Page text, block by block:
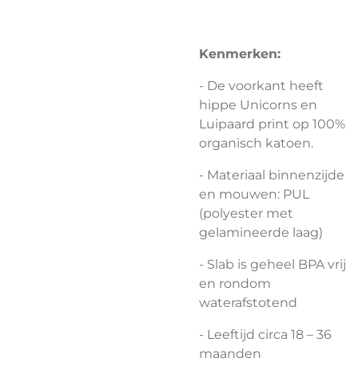
Kenmerken:
- De voorkant heeft
hippe Unicorns en
Luipaard print op 100%
organisch katoen.
- Materiaal binnenzijde
en mouwen: PUL
(polyester met
gelamineerde laag)
- Slab is geheel BPA vrij
en rondom
waterafstotend
- Leeftijd circa 18 – 36
maanden